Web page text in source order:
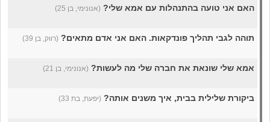
גאווההאם אני טועה בהתנהלות עם אמא שלי? (אנונימי, בן 25)
תוהה לגבי תהליך פונדקאות. האם אני אדם מתאים? (רווק, בן 39)
אמא שלי שונאת את חברה שלי מה לעשות? (אנונימי, בן 21)
ביקורת שלילית בבית, איך משנים אותה? (יפעת, בת 33)